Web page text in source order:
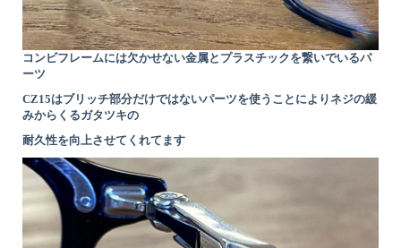
コンビフレームには欠かせない金属とプラスチックを繋いでいるパ
ーツ
CZ15はブリッチ部分だけではないパーツを使うことによりネジの緩
みからくるガタツキの
耐久性を向上させてくれてます